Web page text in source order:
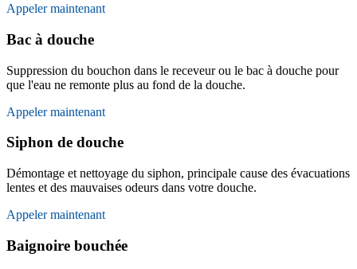
Appeler maintenant
Bac à douche
Suppression du bouchon dans le receveur ou le bac à douche pour
que l'eau ne remonte plus au fond de la douche.
Appeler maintenant
Siphon de douche
Démontage et nettoyage du siphon, principale cause des évacuations
lentes et des mauvaises odeurs dans votre douche.
Appeler maintenant
Baignoire bouchée